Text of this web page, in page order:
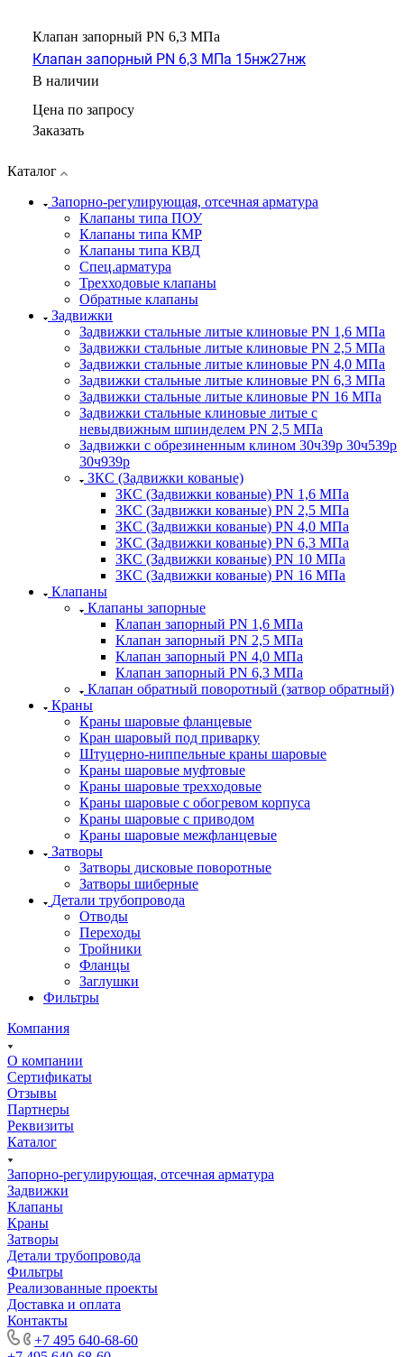
Клапан запорный PN 6,3 МПа
Клапан запорный PN 6,3 МПа 15нж27нж
В наличии
Цена по запросу
Заказать
Каталог
Запорно-регулирующая, отсечная арматура
Клапаны типа ПОУ
Клапаны типа КМР
Клапаны типа КВД
Спец.арматура
Трехходовые клапаны
Обратные клапаны
Задвижки
Задвижки стальные литые клиновые PN 1,6 МПа
Задвижки стальные литые клиновые PN 2,5 МПа
Задвижки стальные литые клиновые PN 4,0 МПа
Задвижки стальные литые клиновые PN 6,3 МПа
Задвижки стальные литые клиновые PN 16 МПа
Задвижки стальные клиновые литые с
невыдвижным шпинделем PN 2,5 МПа
Задвижки с обрезиненным клином 30ч39р 30ч539р
30ч939р
ЗКС (Задвижки кованые)
ЗКС (Задвижки кованые) PN 1,6 МПа
ЗКС (Задвижки кованые) PN 2,5 МПа
ЗКС (Задвижки кованые) PN 4,0 МПа
ЗКС (Задвижки кованые) PN 6,3 МПа
ЗКС (Задвижки кованые) PN 10 МПа
ЗКС (Задвижки кованые) PN 16 МПа
Клапаны
Клапаны запорные
Клапан запорный PN 1,6 МПа
Клапан запорный PN 2,5 МПа
Клапан запорный PN 4,0 МПа
Клапан запорный PN 6,3 МПа
Клапан обратный поворотный (затвор обратный)
Краны
Краны шаровые фланцевые
Кран шаровый под приварку
Штуцерно-ниппельные краны шаровые
Краны шаровые муфтовые
Краны шаровые трехходовые
Краны шаровые с обогревом корпуса
Краны шаровые с приводом
Краны шаровые межфланцевые
Затворы
Затворы дисковые поворотные
Затворы шиберные
Детали трубопровода
Отводы
Переходы
Тройники
Фланцы
Заглушки
Фильтры
Компания
О компании
Сертификаты
Отзывы
Партнеры
Реквизиты
Каталог
Запорно-регулирующая, отсечная арматура
Задвижки
Клапаны
Краны
Затворы
Детали трубопровода
Фильтры
Реализованные проекты
Доставка и оплата
Контакты
+7 495 640-68-60